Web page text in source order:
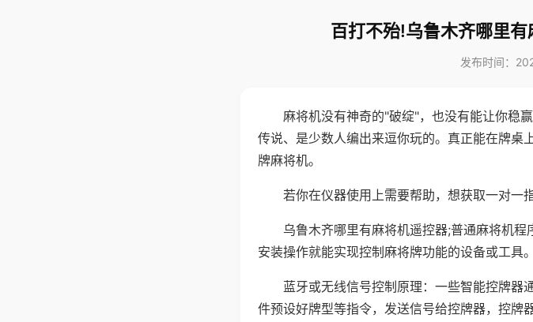
百打不殆!乌鲁木齐哪里
发布时间：
麻将机没有神奇的"破绽"，也没有能让你稳
传说、是少数人编出来逗你玩的。真正能在牌桌
牌麻将机。
若你在仪器使用上需要帮助，想获取一对一
乌鲁木齐哪里有麻将机遥控器;普通麻将机
安装操作就能实现控制麻将牌功能的设备或工具。
蓝牙或无线信号控制原理：一些智能控牌器
件预设好牌型等指令，发送信号给控牌器，控牌